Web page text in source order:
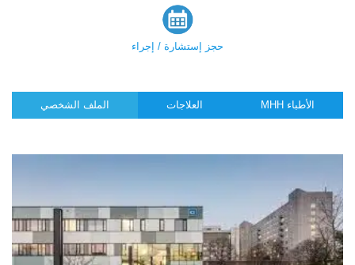
حجز إستشارة / إجراء
الملف الشخصي العلاجات MHH الأطباء